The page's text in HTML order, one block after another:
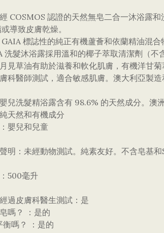
COSMOS 認證的天然無皂二合一沐浴露
導致皮膚乾燥。
標誌性的純正有機蘆薈和依蘭精油混合
洗髮沐浴露採用溫和的椰子萃取清潔劑（不
見草油有助於滋養和軟化肌膚，有機洋甘菊
科醫師測試，適合敏感肌膚。澳大利亞製
兒洗髮精浴露含有 98.6% 的天然成分。澳
天然和有機成分
嬰兒和兒童
明：未經動物測試。純素友好。不含皂基
500毫升
過皮膚科醫生測試：是
嗎？ ：是的
衡嗎？ ：是的